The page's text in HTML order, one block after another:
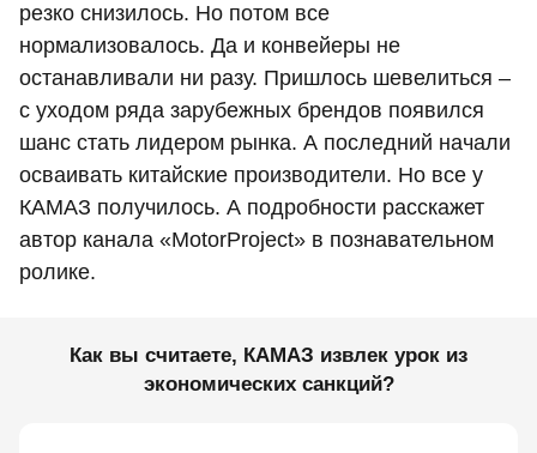
резко снизилось. Но потом все
нормализовалось. Да и конвейеры не
останавливали ни разу. Пришлось шевелиться –
с уходом ряда зарубежных брендов появился
шанс стать лидером рынка. А последний начали
осваивать китайские производители. Но все у
КАМАЗ получилось. А подробности расскажет
автор канала «MotorProject» в познавательном
ролике.
Как вы считаете, КАМАЗ извлек урок из
экономических санкций?